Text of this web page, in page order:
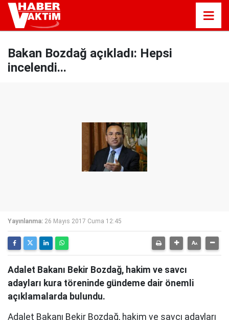
Bakan Bozdağ açıkladı: Hepsi
incelendi...
Yayınlanma: 26 Mayıs 2017 Cuma 12:45
Adalet Bakanı Bekir Bozdağ, hakim ve savcı
adayları kura töreninde gündeme dair önemli
açıklamalarda bulundu.
Adalet Bakanı Bekir Bozdağ, hakim ve savcı adayları